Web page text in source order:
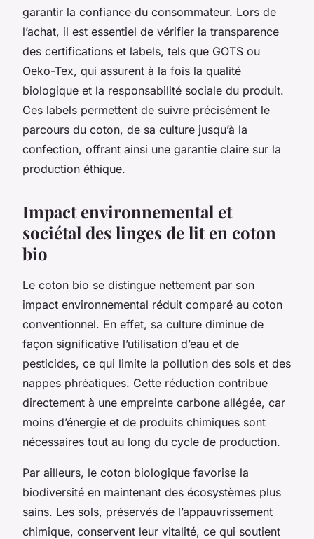
garantir la confiance du consommateur. Lors de
l’achat, il est essentiel de vérifier la transparence
des certifications et labels, tels que GOTS ou
Oeko-Tex, qui assurent à la fois la qualité
biologique et la responsabilité sociale du produit.
Ces labels permettent de suivre précisément le
parcours du coton, de sa culture jusqu’à la
confection, offrant ainsi une garantie claire sur la
production éthique.
Impact environnemental et
sociétal des linges de lit en coton
bio
Le coton bio se distingue nettement par son
impact environnemental réduit comparé au coton
conventionnel. En effet, sa culture diminue de
façon significative l’utilisation d’eau et de
pesticides, ce qui limite la pollution des sols et des
nappes phréatiques. Cette réduction contribue
directement à une empreinte carbone allégée, car
moins d’énergie et de produits chimiques sont
nécessaires tout au long du cycle de production.
Par ailleurs, le coton biologique favorise la
biodiversité en maintenant des écosystèmes plus
sains. Les sols, préservés de l’appauvrissement
chimique, conservent leur vitalité, ce qui soutient